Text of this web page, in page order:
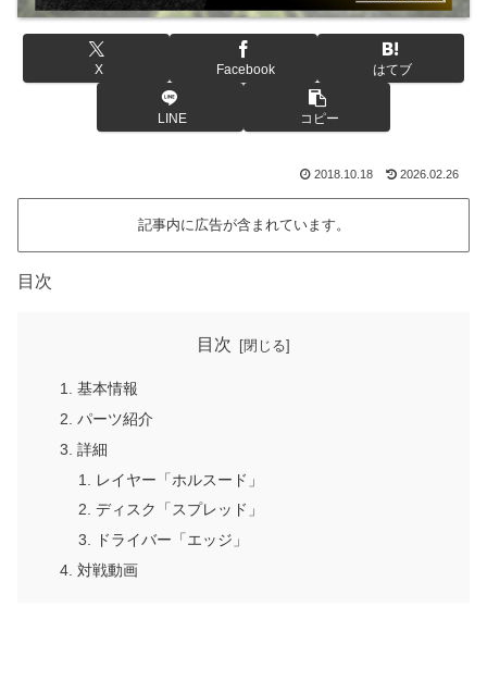
X Facebook はてブ
LINE コピー
2018.10.18 2026.02.26
記事内に広告が含まれています。
目次
目次
基本情報
パーツ紹介
詳細
レイヤー「ホルスード」
ディスク「スプレッド」
ドライバー「エッジ」
対戦動画